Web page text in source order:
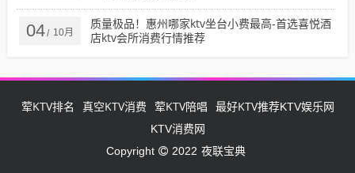
04/ 10月
质量极品！惠州哪家ktv坐台小费最高-首选喜悦酒
店ktv会所消费行情推荐
荤KTV排名 真空KTV消费 荤KTV陪唱 最好KTV推荐KTV娱乐网
KTV消费网
Copyright
2022 夜联宝典